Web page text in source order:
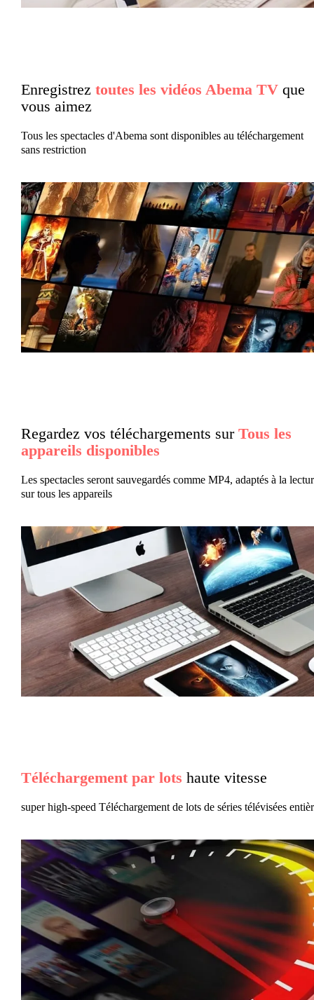
Enregistrez toutes les vidéos Abema TVque
vous aimez
Tous les spectacles d'Abema sont disponibles au téléchargement
sans restriction
Regardez vos téléchargements sur Tous les
appareils disponibles
Les spectacles seront sauvegardés comme MP4, adaptés à la
sur tous les appareils
Téléchargement par lots haute vitesse
super high-speed Téléchargement de lots de séries télévisées